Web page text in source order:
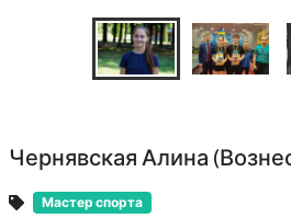
Чернявская Алина
Мастер спорта